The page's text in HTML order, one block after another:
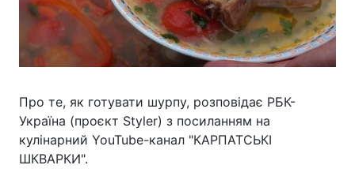
Про те, як готувати шурпу, розповідає РБК-
Україна (проєкт Styler) з посиланням на
кулінарний YouTube-канал "КАРПАТСЬКІ
ШКВАРКИ".